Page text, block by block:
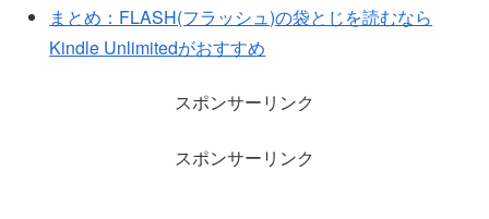
まとめ：FLASH(フラッシュ)の袋とじを読むなら
Kindle Unlimitedがおすすめ
スポンサーリンク
スポンサーリンク